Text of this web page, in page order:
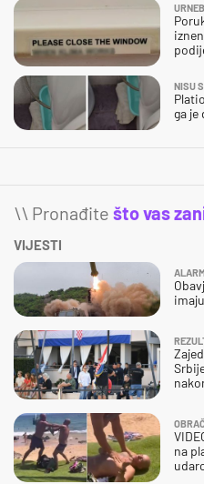
NISU
ga je
\\ Pronađite što vas
VIJESTI
na